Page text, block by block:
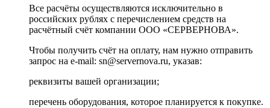
Все расчёты осуществляются исключительно в
российских рублях с перечислением средств на
расчётный счёт компании ООО «СЕРВЕРНОВА».
Чтобы получить счёт на оплату, нам нужно отправить
запрос на e-mail: sn@servernova.ru, указав:
реквизиты вашей организации;
перечень оборудования, которое планируется к покупке.